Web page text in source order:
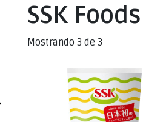
SSK Foods
Mostrando 3 de 3